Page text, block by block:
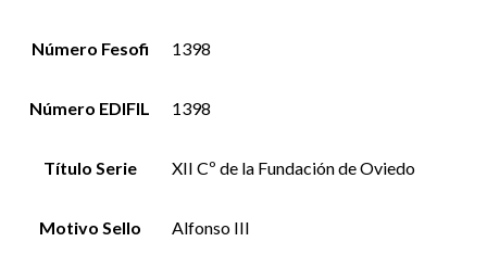
Número Fesofi 1398
Número EDIFIL 1398
Título Serie XII Cº de la Fundación de Oviedo
Motivo Sello Alfonso III